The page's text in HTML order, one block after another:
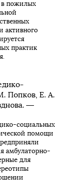
в пожилых
активного
практик
Попков, Е. А.
—
социальных
помощи
амбулаторно-
для